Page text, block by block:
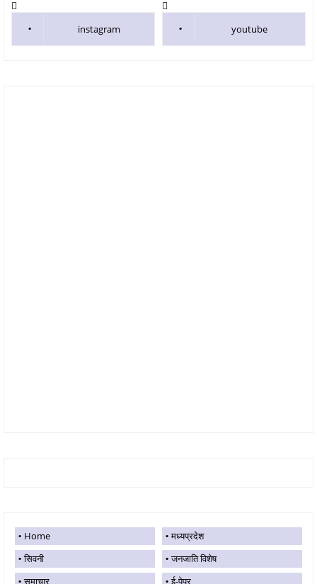
instagram youtube
Home
मध्यप्रदेश
सिवनी
जनजाति विशेष
समाचार
ई-पेपर